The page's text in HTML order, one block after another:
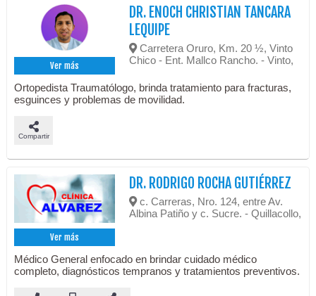
Ver más
DR. ENOCH CHRISTIAN TANCARA
LEQUIPE
Carretera Oruro, Km. 20 ½, Vinto
Chico - Ent. Mallco Rancho. - Vinto,
Ortopedista Traumatólogo, brinda tratamiento para fracturas,
esguinces y problemas de movilidad.
Compartir
Ver más
DR. RODRIGO ROCHA GUTIÉRREZ
c. Carreras, Nro. 124, entre Av.
Albina Patiño y c. Sucre. - Quillacollo,
Médico General enfocado en brindar cuidado médico
completo, diagnósticos tempranos y tratamientos preventivos.